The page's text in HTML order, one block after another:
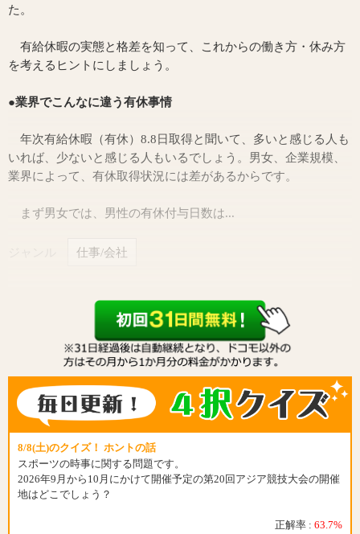
た。
有給休暇の実態と格差を知って、これからの働き方・休み方
を考えるヒントにしましょう。
●業界でこんなに違う有休事情
年次有給休暇（有休）8.8日取得と聞いて、多いと感じる人も
いれば、少ないと感じる人もいるでしょう。男女、企業規模、
業界によって、有休取得状況には差があるからです。
まず男女では、男性の有休付与日数は...
仕事/会社
8/8(土)のクイズ！ ホントの話
スポーツの時事に関する問題です。
2026年9月から10月にかけて開催予定の第20回アジア競技大会の開催
地はどこでしょう？
正解率 : 63.7%